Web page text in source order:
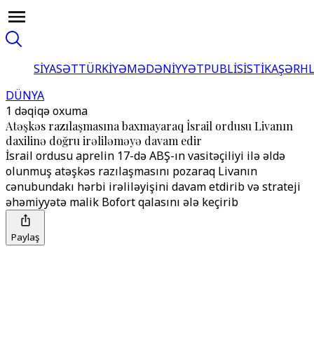
SİYASƏTTÜRKİYƏMƏDƏNİYYƏTPUBLİSİSTİKA
DÜNYA
1 dəqiqə oxuma
Atəşkəs razılaşmasına baxmayaraq İsrail ordusu Livanın
daxilinə doğru irəliləməyə davam edir
İsrail ordusu aprelin 17-də ABŞ-ın vasitəçiliyi ilə əldə
olunmuş atəşkəs razılaşmasını pozaraq Livanın
cənubundakı hərbi irəliləyişini davam etdirib və strateji
əhəmiyyətə malik Bofort qalasını ələ keçirib
Paylaş